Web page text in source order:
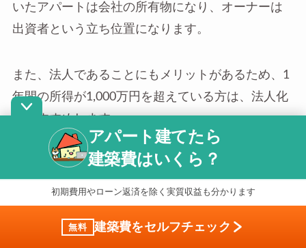
いたアパートは会社の所有物になり、オーナーは
出資者という立ち位置になります。
また、法人であることにもメリットがあるため、1
年間の所得が1,000万円を超えている方は、法人化
をおすすめします。
あわせて読みたい
アパート経営の法人化にはどんな
メリットやデメリットがある？法
説
アパート建てたら
建築費はいくら？
初期費用やローン返済を除く実質収益も分かります
無料 建築費をセルフチェック